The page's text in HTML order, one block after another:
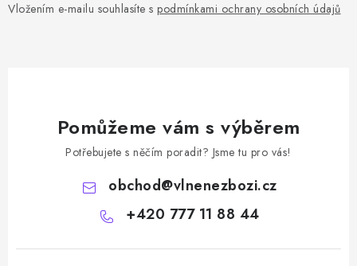
Vložením e-mailu souhlasíte s podmínkami ochrany osobních údajů
Pomůžeme vám s výběrem
Potřebujete s něčím poradit? Jsme tu pro vás!
obchod@vlnenezbozi.cz
+420 777 11 88 44